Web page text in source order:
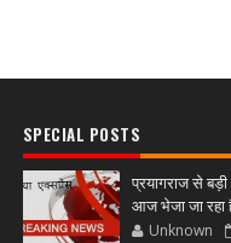
SPECIAL POSTS
प्रयागराज से
आज भेजा जा
Unknown